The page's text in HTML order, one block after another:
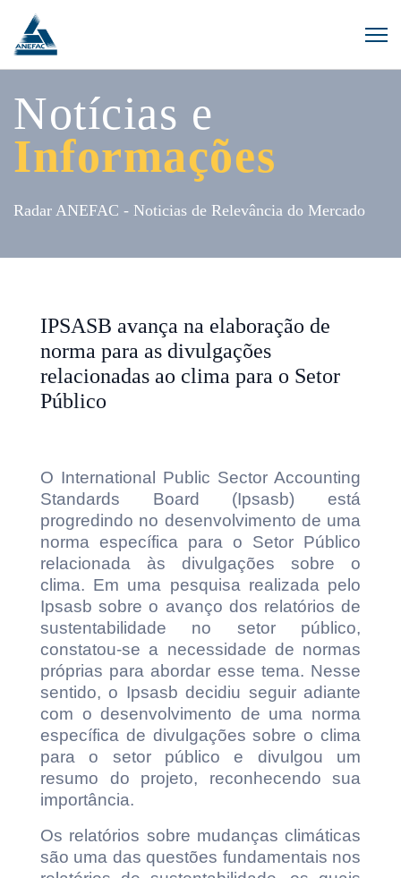
Notícias e
Informações
Radar ANEFAC - Noticias de Relevância do Mercado
IPSASB avança na elaboração de
norma para as divulgações
relacionadas ao clima para o Setor
Público
O International Public Sector Accounting
Standards Board (Ipsasb) está
progredindo no desenvolvimento de uma
norma específica para o Setor Público
relacionada às divulgações sobre o
clima. Em uma pesquisa realizada pelo
Ipsasb sobre o avanço dos relatórios de
sustentabilidade no setor público,
constatou-se a necessidade de normas
próprias para abordar esse tema. Nesse
sentido, o Ipsasb decidiu seguir adiante
com o desenvolvimento de uma norma
específica de divulgações sobre o clima
para o setor público e divulgou um
resumo do projeto, reconhecendo sua
importância.
Os relatórios sobre mudanças climáticas
são uma das questões fundamentais nos